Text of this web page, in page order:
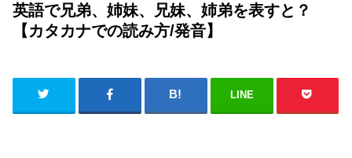
英語で兄弟、姉妹、兄妹、姉弟を表すと？
【カタカナでの読み方/発音】
LINE